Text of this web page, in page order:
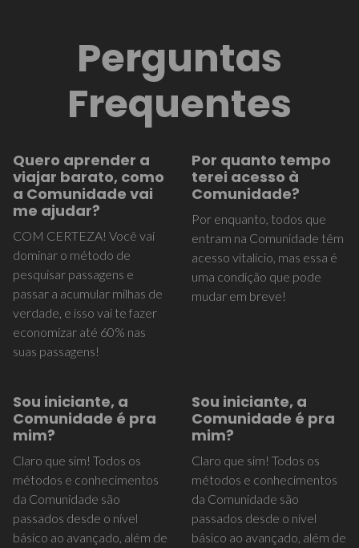
Perguntas
Frequentes
Quero aprender a
viajar barato, como
a Comunidade vai
me ajudar?
COM CERTEZA! Você vai
dominar o método de
pesquisar passagens e
passar a acumular milhas de
verdade, e isso vai te fazer
economizar até 60% nas
suas passagens!
Por quanto tempo
terei acesso à
Comunidade?
Por enquanto, todos que
entram na Comunidade têm
acesso vitalício, mas essa é
uma condição que pode
mudar em breve!
Sou iniciante, a
Comunidade é pra
mim?
Claro que sim! Todos os
métodos e conhecimentos
da Comunidade são
passados desde o nível
básico ao avançado, além de
Sou iniciante, a
Comunidade é pra
mim?
Claro que sim! Todos os
métodos e conhecimentos
da Comunidade são
passados desde o nível
básico ao avançado, além de